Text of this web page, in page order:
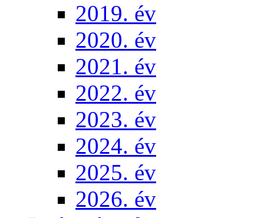
2019. év
2020. év
2021. év
2022. év
2023. év
2024. év
2025. év
2026. év